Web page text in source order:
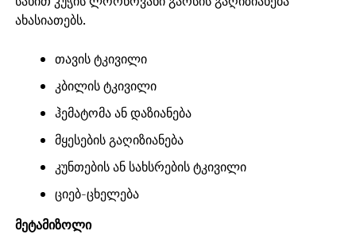
ახასიათებს.
თავის ტკივილი
კბილის ტკივილი
ჰემატომა ან დაზიანება
მყესების გაღიზიანება
კუნთების ან სახსრების ტკივილი
ციებ-ცხელება
მეტამიზოლი